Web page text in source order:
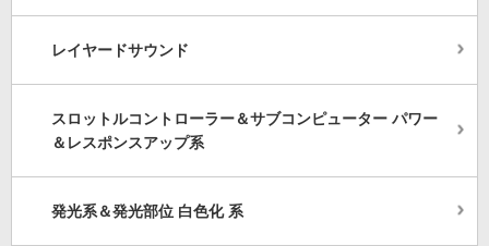
レイヤードサウンド
スロットルコントローラー＆サブコンピューター パワー
＆レスポンスアップ系
発光系＆発光部位 白色化 系